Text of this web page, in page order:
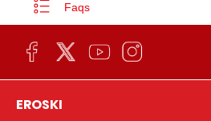
Faqs
EROSKI